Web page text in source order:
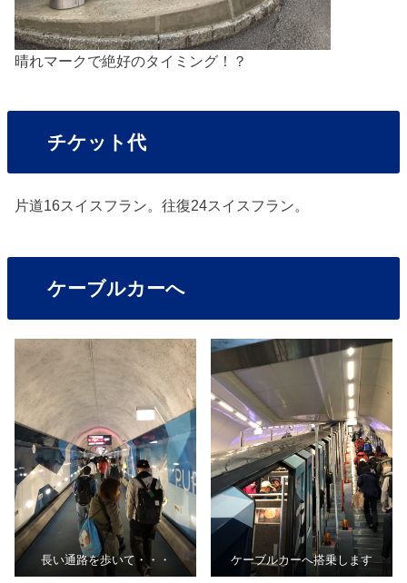
晴れマークで絶好のタイミング！？
チケット代
片道16スイスフラン。往復24スイスフラン。
ケーブルカーへ
長い通路を歩いて・・・ ケーブルカーへ搭乗します